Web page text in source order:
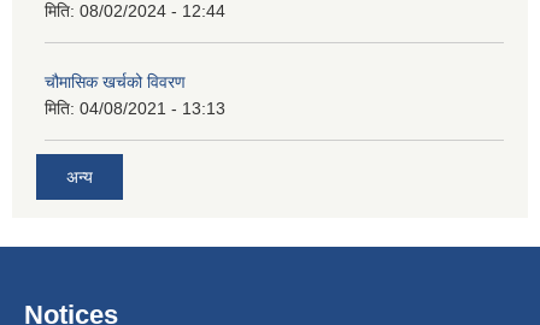
मिति: 08/02/2024 - 12:44
चौमासिक खर्चको विवरण
मिति: 04/08/2021 - 13:13
अन्य
Notices